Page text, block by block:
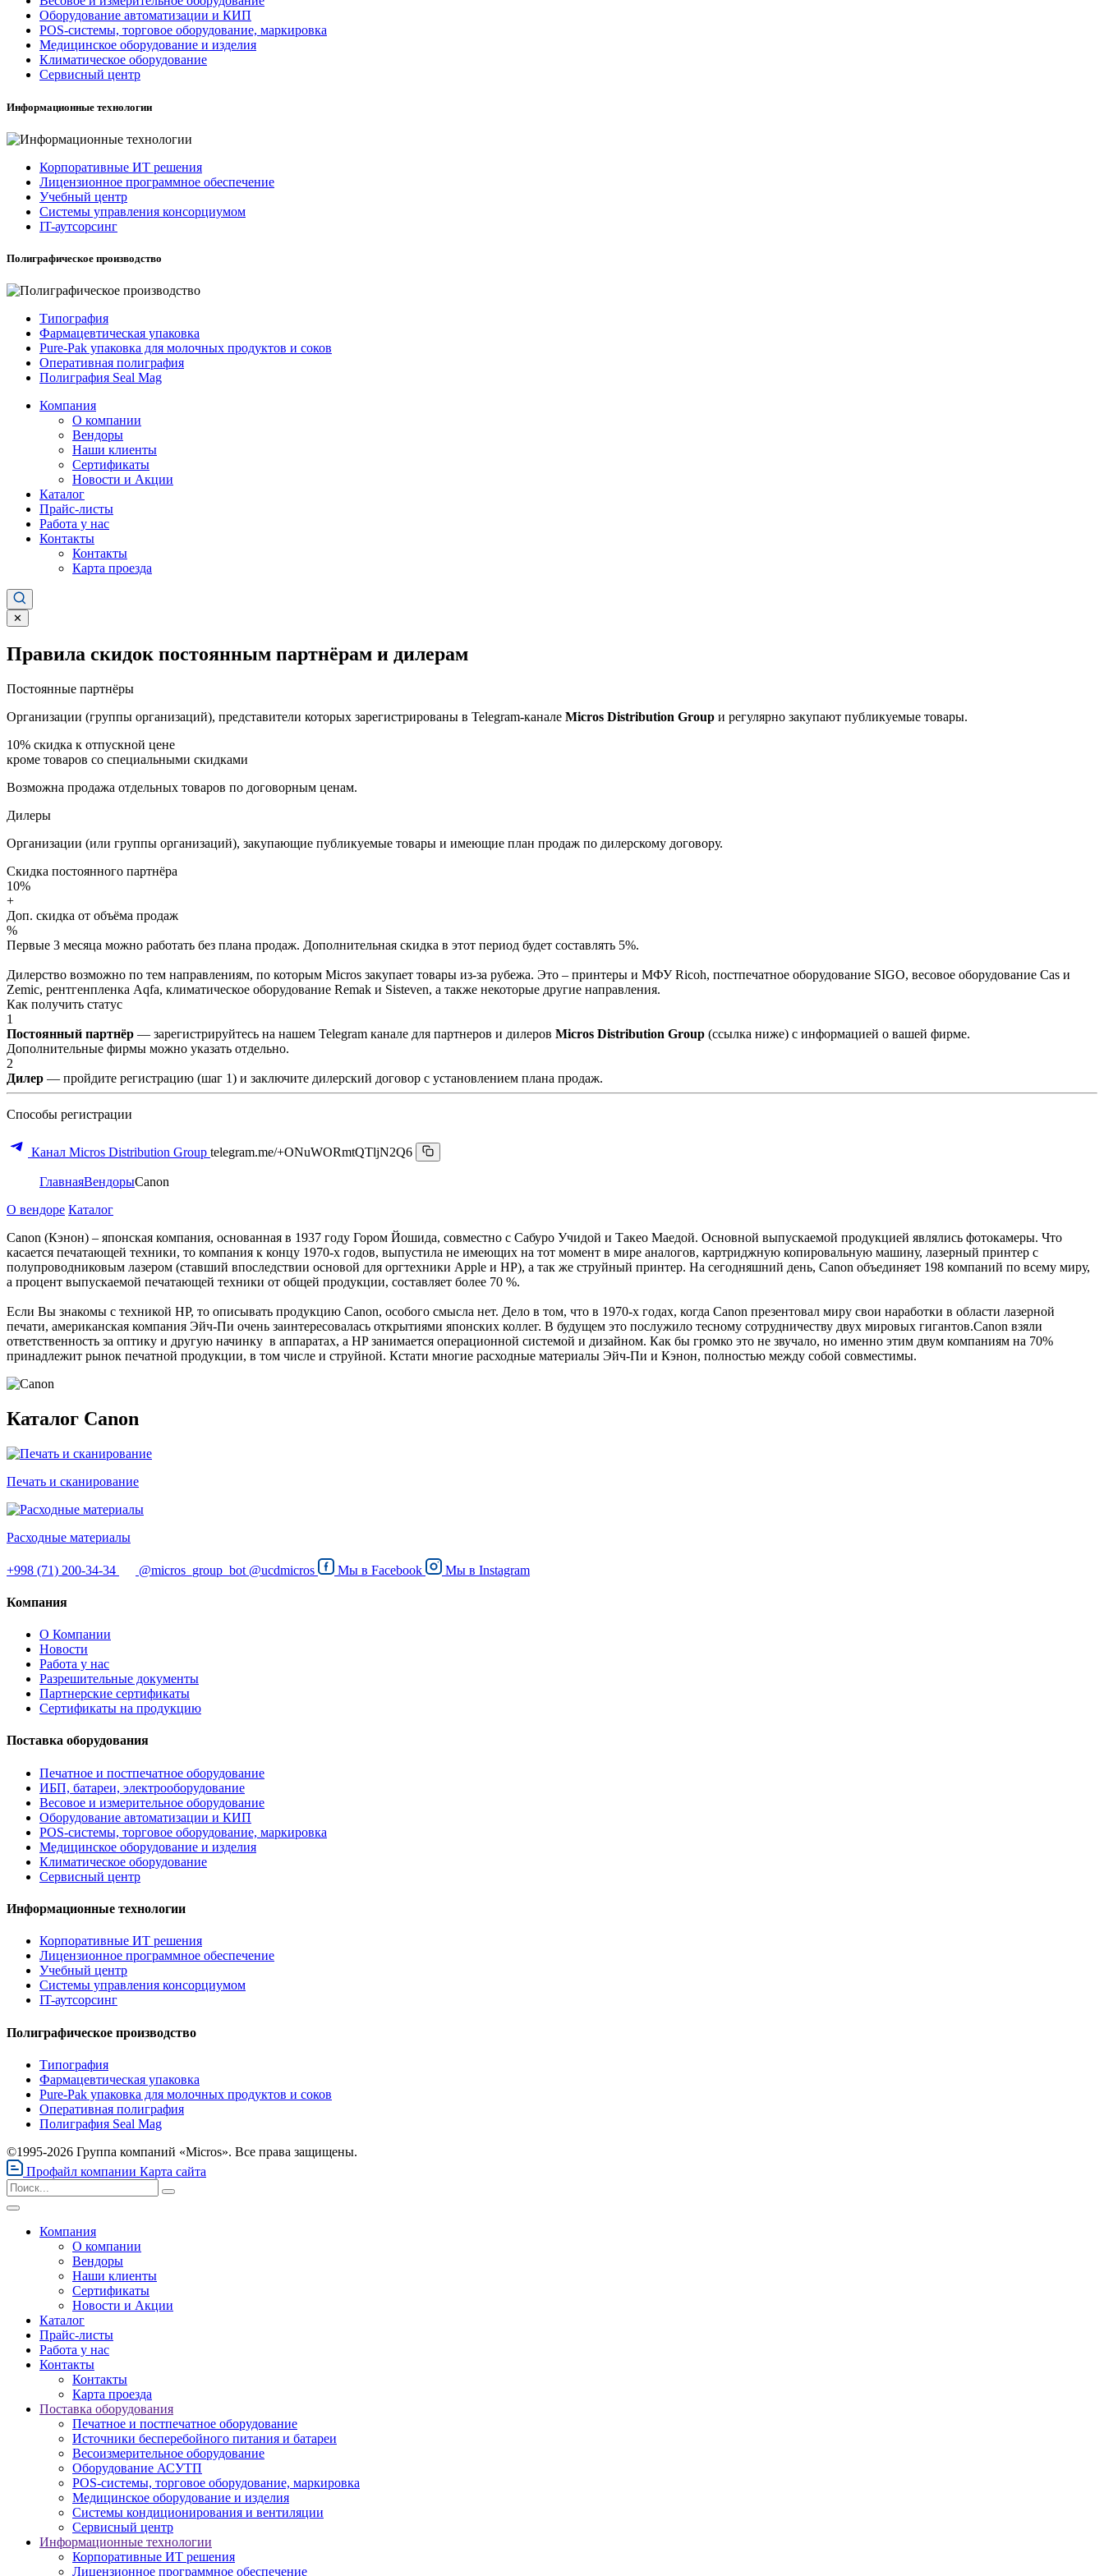
Оборудование автоматизации и КИП
POS-системы, торговое оборудование, маркировка
Медицинское оборудование и изделия
Климатическое оборудование
Сервисный центр
Информационные технологии
Корпоративные ИТ решения
Лицензионное программное обеспечение
Учебный центр
Системы управления консорциумом
IT-аутсорсинг
Полиграфическое производство
Типография
Фармацевтическая упаковка
Pure-Pak упаковка для молочных продуктов и соков
Оперативная полиграфия
Полиграфия Seal Mag
Компания
О компании
Вендоры
Наши клиенты
Сертификаты
Новости и Акции
Каталог
Прайс-листы
Работа у нас
Контакты
Контакты
Карта проезда
✕
Правила скидок постоянным партнёрам и дилерам
Постоянные партнёры
Организации (группы организаций), представители которых зарегистрированы в Telegram-канале Micros Distribution Group и регулярно закупают публикуемые товары.
10% скидка к отпускной цене
кроме товаров со специальными скидками
Возможна продажа отдельных товаров по договорным ценам.
Дилеры
Организации (или группы организаций), закупающие публикуемые товары и имеющие план продаж по дилерскому договору.
Скидка постоянного партнёра
10%
+
Доп. скидка от объёма продаж
%
Первые 3 месяца можно работать без плана продаж. Дополнительная скидка в этот период будет составлять 5%.
Дилерство возможно по тем направлениям, по которым Micros закупает товары из-за рубежа. Это – принтеры и МФУ Ricoh, постпечатное оборудование SIGO, весовое оборудование Cas и
Zemic, рентгенпленка Aqfa, климатическое оборудование Remak и Sisteven, а также некоторые другие направления.
Как получить статус
1
Постоянный партнёр — зарегистрируйтесь на нашем Telegram канале для партнеров и дилеров Micros Distribution Group (ссылка ниже) с информацией о вашей фирме.
Дополнительные фирмы можно указать отдельно.
2
Дилер — пройдите регистрацию (шаг 1) и заключите дилерский договор с установлением плана продаж.
Способы регистрации
Канал Micros Distribution Group telegram.me/+ONuWORmtQTljN2Q6
ГлавнаяВендорыCanon
О вендоре Каталог
Canon (Кэнон) – японская компания, основанная в 1937 году Гором Йошида, совместно с Сабуро Учидой и Такео Маедой. Основной выпускаемой продукцией являлись фотокамеры. Что
касается печатающей техники, то компания к концу 1970-х годов, выпустила не имеющих на тот момент в мире аналогов, картриджную копировальную машину, лазерный принтер с
полупроводниковым лазером (ставший впоследствии основой для оргтехники Apple и HP), а так же струйный принтер. На сегодняшний день, Canon объединяет 198 компаний по всему миру,
а процент выпускаемой печатающей техники от общей продукции, составляет более 70 %.
Если Вы знакомы с техникой HP, то описывать продукцию Canon, особого смысла нет. Дело в том, что в 1970-х годах, когда Canon презентовал миру свои наработки в области лазерной
печати, американская компания Эйч-Пи очень заинтересовалась открытиями японских коллег. В будущем это послужило тесному сотрудничеству двух мировых гигантов.Canon взяли
ответственность за оптику и другую начинку в аппаратах, а HP занимается операционной системой и дизайном. Как бы громко это не звучало, но именно этим двум компаниям на 70%
принадлежит рынок печатной продукции, в том числе и струйной. Кстати многие расходные материалы Эйч-Пи и Кэнон, полностью между собой совместимы.
Каталог Canon
Печать и сканирование
Расходные материалы
+998 (71) 200-34-34 @micros_group_bot @ucdmicros Мы в Facebook Мы в Instagram
Компания
О Компании
Новости
Работа у нас
Разрешительные документы
Партнерские сертификаты
Сертификаты на продукцию
Поставка оборудования
Печатное и постпечатное оборудование
ИБП, батареи, электрооборудование
Весовое и измерительное оборудование
Оборудование автоматизации и КИП
POS-системы, торговое оборудование, маркировка
Медицинское оборудование и изделия
Климатическое оборудование
Сервисный центр
Информационные технологии
Корпоративные ИТ решения
Лицензионное программное обеспечение
Учебный центр
Системы управления консорциумом
IT-аутсорсинг
Полиграфическое производство
Типография
Фармацевтическая упаковка
Pure-Pak упаковка для молочных продуктов и соков
Оперативная полиграфия
Полиграфия Seal Mag
©1995-2026 Группа компаний «Micros». Все права защищены.
Профайл компании Карта сайта
Компания
О компании
Вендоры
Наши клиенты
Сертификаты
Новости и Акции
Каталог
Прайс-листы
Работа у нас
Контакты
Контакты
Карта проезда
Поставка оборудования
Печатное и постпечатное оборудование
Источники бесперебойного питания и батареи
Весоизмерительное оборудование
Оборудование АСУТП
POS-системы, торговое оборудование, маркировка
Медицинское оборудование и изделия
Системы кондиционирования и вентиляции
Сервисный центр
Информационные технологии
Корпоративные ИТ решения
Лицензионное программное обеспечение